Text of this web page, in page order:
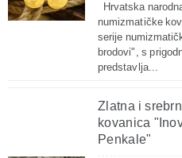
Hrvatska
numizmatičke
serije
brodovi", s
predstavlja...
Zlatna i
kovanica
Penkale"